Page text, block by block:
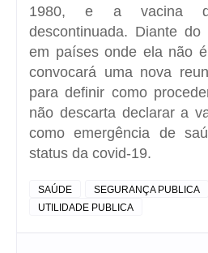
1980, e a vacina
descontinuada. Diante
em países onde ela não
convocará uma nova
para definir como
não descarta declarar a
como emergência de
status da covid-19.
SAÚDE SEGURANÇA PUBLICA
UTILIDADE PUBLICA